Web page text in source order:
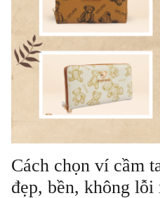
Cách chọn ví cầm
đẹp, bền, không lỗi